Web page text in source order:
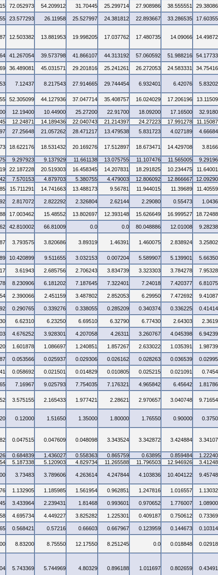
72.052973 54.209912 31.70445 25.299714 27.908986 38.555551
23.577293 26.11958 25.527997 24.381812 22.893667 33.286535
12.503382 13.881953 19.998205 17.037762 17.480735 14.09066
41.267054 39.573798 41.866107 44.313192 57.060592 51.988216
36.489081 45.031571 29.201816 25.241261 26.272053 24.583331
7.12437 8.217543 27.914665 29.744454 6.932401 6.42076
52.305099 44.127936 37.047714 35.408757 16.024029 17.206196
12.19400 10.44900 25.27200 22.91700 18.09200 17.16500
12.24871 14.189436 22.040743 21.214397 24.27223 17.991278
27.25648 21.057262 28.471217 13.479538 5.831723 4.027189
18.622176 18.531432 20.169276 17.512897 18.673471 14.429708
9.297923 9.137929 11.661138 13.075755 11.107476 11.565005
22.187228 20.519303 16.458345 14.207831 18.291825 10.234475
7.570153 4.879703 5.380755 4.479003 12.806092 12.866667
15.711291 14.741663 13.488173 9.56781 11.944015 11.39689
2.817072 2.822292 2.326804 2.62144 2.29080 0.55473
17.003462 15.48552 13.802697 12.393148 15.626649 16.999527
42.810002 66.81009 0.0 0.0 80.048886 12.01008
3.793575 3.820686 3.89319 1.46391 1.460075 2.838924
10.420899 9.511655 3.032153 0.007204 5.589907 5.139901
3.61943 2.685756 2.706243 3.834739 3.323303 3.784278
8.230906 6.181202 7.187645 7.322401 7.24018 7.420377
2.390066 2.451159 3.487802 2.852053 6.29950 7.472692
0.290765 0.339276 0.338055 0.285209 0.340374 0.336225
6.62310 6.23250 6.69510 6.32790 6.77430 2.64303
4.676252 3.928301 4.207058 4.26311 3.260767 4.045398
1.601878 1.086697 1.240851 1.857267 2.633022 1.035391
0.053566 0.025937 0.029306 0.026162 0.028263 0.036539
0.058692 0.021501 0.014829 0.010805 0.025215 0.021091
7.16967 9.025793 7.754035 7.176321 4.965842 6.45642
3.575155 2.165433 1.977421 2.28621 2.970657 3.040748
0.12000 1.51650 1.35000 1.80000 1.76550 0.90000
0.047515 0.047609 0.048098 3.343524 3.342872 3.424884
0.684839 1.436027 0.558363 0.865759 0.63895 0.859484
5.187338 5.120903 4.829734 11.265588 11.796503 12.946926
3.73483 3.789606 4.263614 4.247844 4.103836 10.404122
1.132905 1.185985 1.561954 0.962851 1.247816 1.016557
3.433964 2.239431 1.81468 0.993601 0.970652 1.776007
4.695734 4.449227 3.825282 1.225301 0.409187 0.750612
0.568421 0.57216 0.66603 0.667967 0.123959 0.144673
8.83200 8.75550 12.17550 8.251245 0.0 0.018848
5.743369 5.744969 4.80329 0.896188 1.011697 0.802659